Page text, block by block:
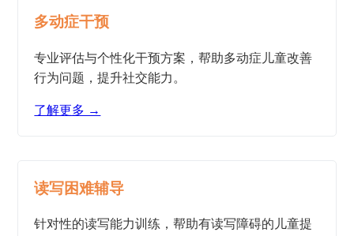
多动症干预
专业评估与个性化干预方案，帮助多动症儿童改善
行为问题，提升社交能力。
了解更多 →
读写困难辅导
针对性的读写能力训练，帮助有读写障碍的儿童提